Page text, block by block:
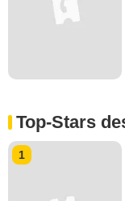
Top-Stars
1